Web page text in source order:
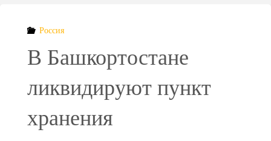
Россия
В Башкортостане
ликвидируют пункт
хранения